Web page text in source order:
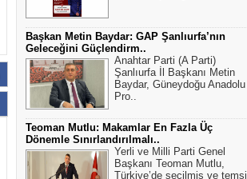
Başkan Metin Baydar: GAP Şanlıurfa’nın
Geleceğini Güçlendirm..
Anahtar Parti (A Parti)
Şanlıurfa İl Başkanı Metin
Baydar, Güneydoğu Anadolu
Pro..
Teoman Mutlu: Makamlar En Fazla Üç
Dönemle Sınırlandırılmalı..
Yerli ve Milli Parti Genel
Başkanı Teoman Mutlu,
Türkiye’de seçilmiş ve temsil